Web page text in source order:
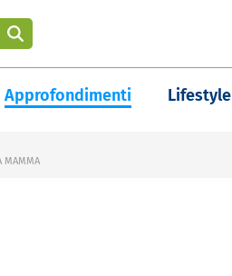
Approfondimenti Lifestyle
MAMMA